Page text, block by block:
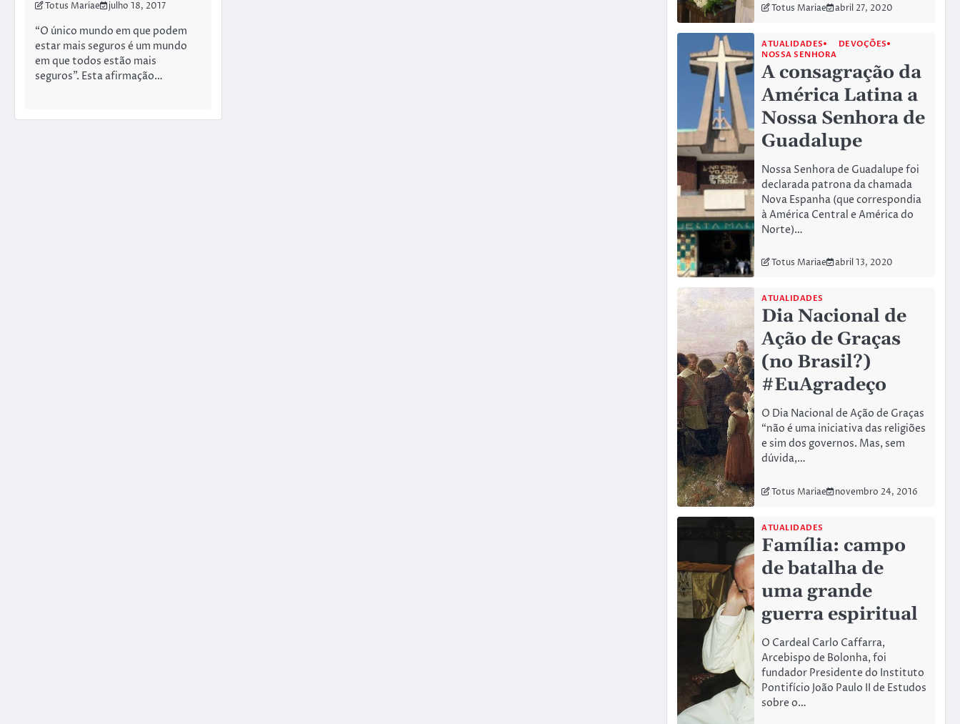
Totus Mariae julho 18, 2017
“O único mundo em que podem
estar mais seguros é um mundo
em que todos estão mais
seguros”. Esta afirmação…
Totus Mariae abril 27, 2020
ATUALIDADES
DEVOÇÕES
NOSSA SENHORA
A consagração da
América Latina a
Nossa Senhora de
Guadalupe
Nossa Senhora de Guadalupe foi
declarada patrona da chamada
Nova Espanha (que correspondia
à América Central e América do
Norte)…
Totus Mariae abril 13, 2020
ATUALIDADES
Dia Nacional de
Ação de Graças
(no Brasil?)
#EuAgradeço
O Dia Nacional de Ação de Graças
“não é uma iniciativa das religiões
e sim dos governos. Mas, sem
dúvida,…
Totus Mariae novembro 24, 2016
ATUALIDADES
Família: campo
de batalha de
uma grande
guerra espiritual
O Cardeal Carlo Caffarra,
Arcebispo de Bolonha, foi
fundador Presidente do Instituto
Pontifício João Paulo II de Estudos
sobre o…